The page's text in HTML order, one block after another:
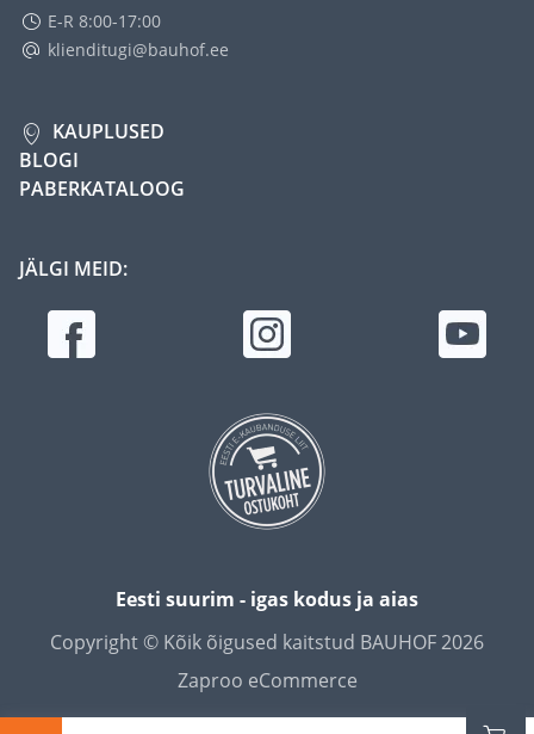
E-R 8:00-17:00
klienditugi@bauhof.ee
KAUPLUSED
BLOGI
PABERKATALOOG
JÄLGI MEID:
Eesti suurim - igas kodus ja aias
Copyright © Kõik õigused kaitstud BAUHOF 2026
Zaproo eCommerce